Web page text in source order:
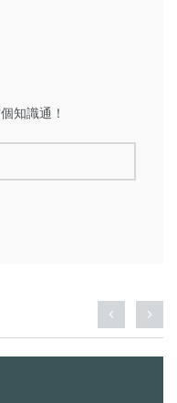
知識通！